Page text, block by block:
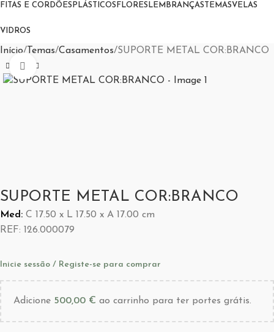
FITAS E CORDÕES PLÁSTICOS FLORES LEMBRANÇASTEMASVELAS
VIDROS
Início Temas Casamentos SUPORTE METAL COR:BRANCO
Aumentar Imagem
SUPORTE METAL COR:BRANCO
Med: C 17.50 x L 17.50 x A 17.00 cm
REF:
126.000079
Inicie sessão / Registe-se para comprar
Adicione 500,00 € ao carrinho para ter portes grátis.